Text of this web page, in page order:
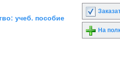
учеб. пособие
На